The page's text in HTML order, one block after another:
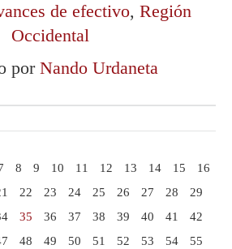
de efectivo, Región
Occidental
por Nando Urdaneta
8 9 10 11 12 13 14 15
16
22 23 24 25 26 27 28
29
35 36 37 38 39 40 41
42
48 49 50 51 52 53 54
55